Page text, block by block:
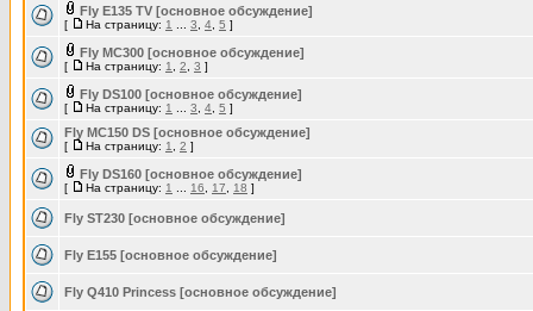
Fly E135 TV [основное обсуждение]
[ На страницу: 1 3 4 5 ]
Fly MC300 [основное обсуждение]
[ На страницу: 1 2 3 ]
Fly DS100 [основное обсуждение]
[ На страницу: 1 3 4 5 ]
Fly MC150 DS [основное обсуждение]
[ На страницу: 1 2 ]
Fly DS160 [основное обсуждение]
[ На страницу: 1 16 17 18 ]
Fly ST230 [основное обсуждение]
Fly E155 [основное обсуждение]
Fly Q410 Princess [основное обсуждение]